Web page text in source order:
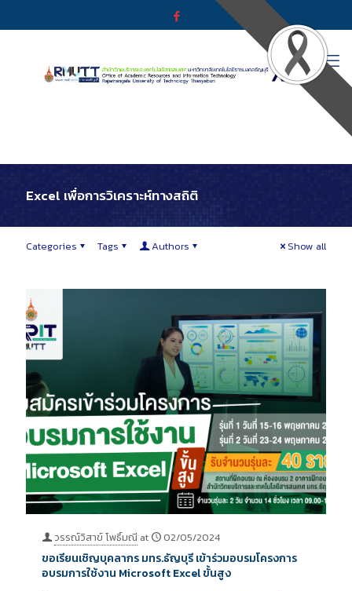
Excel เพื่อการวิเคราะห์ทางสถิติ
Categories Tags Authors Show all
วรรณ์วิสาข์ โพธิ์มณี at 02/05/2024
ขอเรียนเชิญบุคลากร มทร.ธัญบุรี เข้าร่วมอบรมโครงการ
อบรมการใช้งาน Microsoft Excel ขั้นสูง